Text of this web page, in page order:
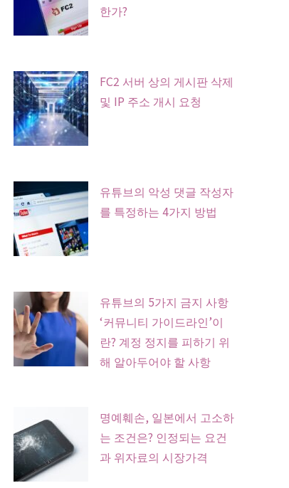
한가?
FC2 서버 상의 게시판 삭제
및 IP 주소 개시 요청
유튜브의 악성 댓글 작성자
를 특정하는 4가지 방법
유튜브의 5가지 금지 사항
‘커뮤니티 가이드라인’이
란? 계정 정지를 피하기 위
해 알아두어야 할 사항
명예훼손, 일본에서 고소하
는 조건은? 인정되는 요건
과 위자료의 시장가격